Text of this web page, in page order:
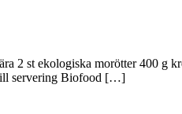
st ekologiska morötter 400 g
servering Biofood […]